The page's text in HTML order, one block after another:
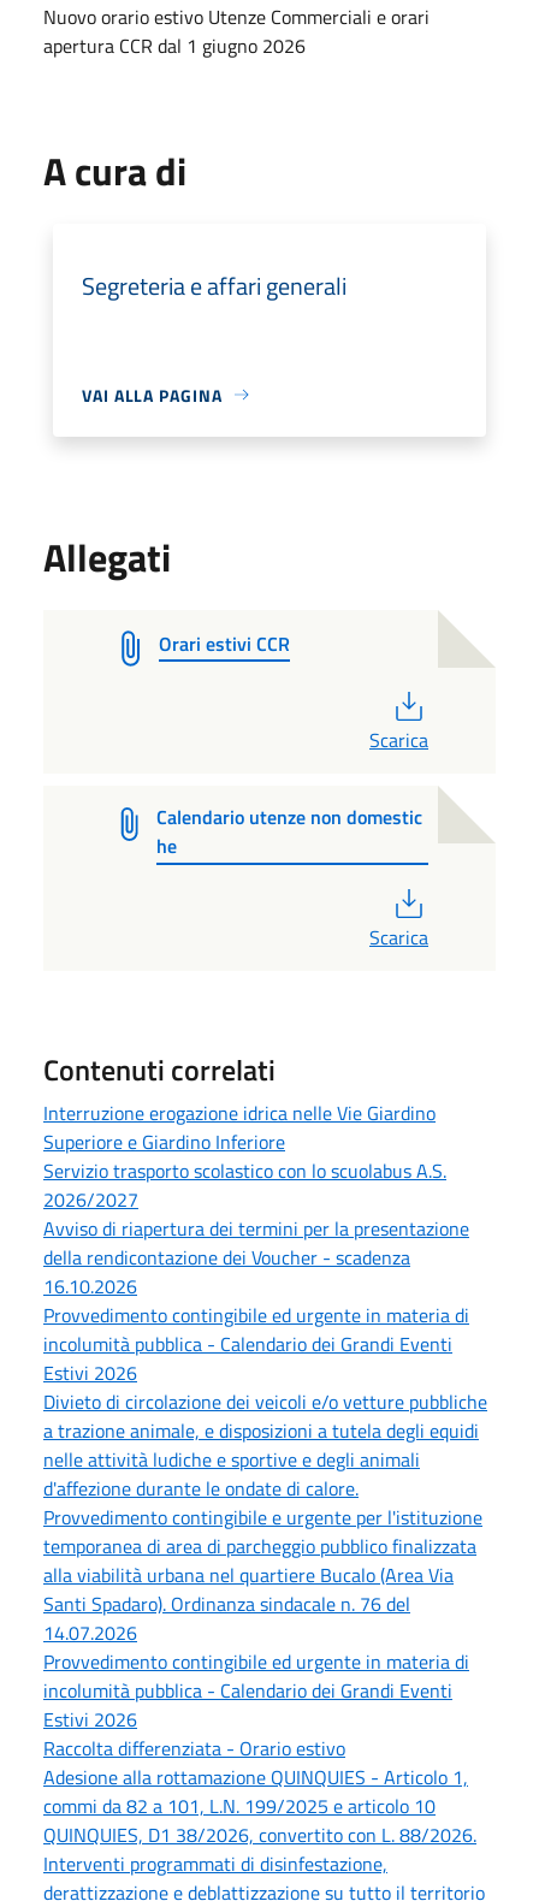
Nuovo orario estivo Utenze Commerciali e orari
apertura CCR dal 1 giugno 2026
A cura di
Segreteria e affari generali
VAI ALLA PAGINA
Allegati
Orari estivi CCR
Scarica
Calendario utenze non domestic
he
Scarica
Contenuti correlati
Interruzione erogazione idrica nelle Vie Giardino
Superiore e Giardino Inferiore
Servizio trasporto scolastico con lo scuolabus A.S.
2026/2027
Avviso di riapertura dei termini per la presentazione
della rendicontazione dei Voucher - scadenza
16.10.2026
Provvedimento contingibile ed urgente in materia di
incolumità pubblica - Calendario dei Grandi Eventi
Estivi 2026
Divieto di circolazione dei veicoli e/o vetture pubbliche
a trazione animale, e disposizioni a tutela degli equidi
nelle attività ludiche e sportive e degli animali
d'affezione durante le ondate di calore.
Provvedimento contingibile e urgente per l'istituzione
temporanea di area di parcheggio pubblico finalizzata
alla viabilità urbana nel quartiere Bucalo (Area Via
Santi Spadaro). Ordinanza sindacale n. 76 del
14.07.2026
Provvedimento contingibile ed urgente in materia di
incolumità pubblica - Calendario dei Grandi Eventi
Estivi 2026
Raccolta differenziata - Orario estivo
Adesione alla rottamazione QUINQUIES - Articolo 1,
commi da 82 a 101, L.N. 199/2025 e articolo 10
QUINQUIES, D1 38/2026, convertito con L. 88/2026.
Interventi programmati di disinfestazione,
derattizzazione e deblattizzazione su tutto il territorio